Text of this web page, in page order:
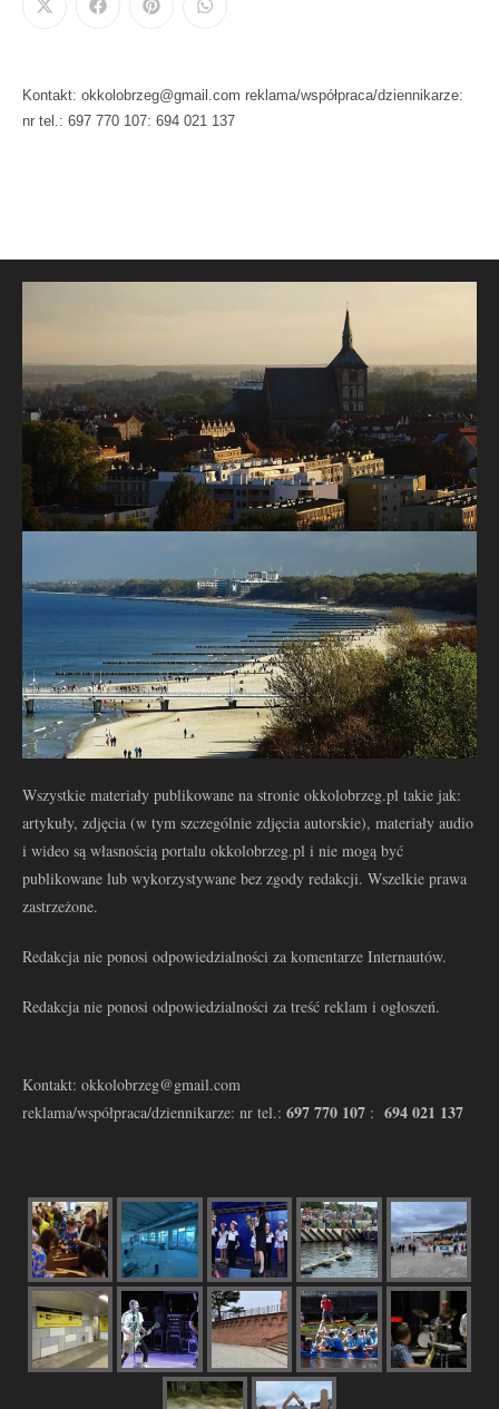
Kontakt: okkolobrzeg@gmail.com reklama/współpraca/dziennikarze:
nr tel.: 697 770 107: 694 021 137
Wszystkie materiały publikowane na stronie okkolobrzeg.pl takie jak:
artykuły, zdjęcia (w tym szczególnie zdjęcia autorskie), materiały audio
i wideo są własnością portalu okkolobrzeg.pl i nie mogą być
publikowane lub wykorzystywane bez zgody redakcji. Wszelkie prawa
zastrzeżone.
Redakcja nie ponosi odpowiedzialności za komentarze Internautów.
Redakcja nie ponosi odpowiedzialności za treść reklam i ogłoszeń.
Kontakt: okkolobrzeg@gmail.com
reklama/współpraca/dziennikarze: nr tel.: 697 770 107 : 694 021 137